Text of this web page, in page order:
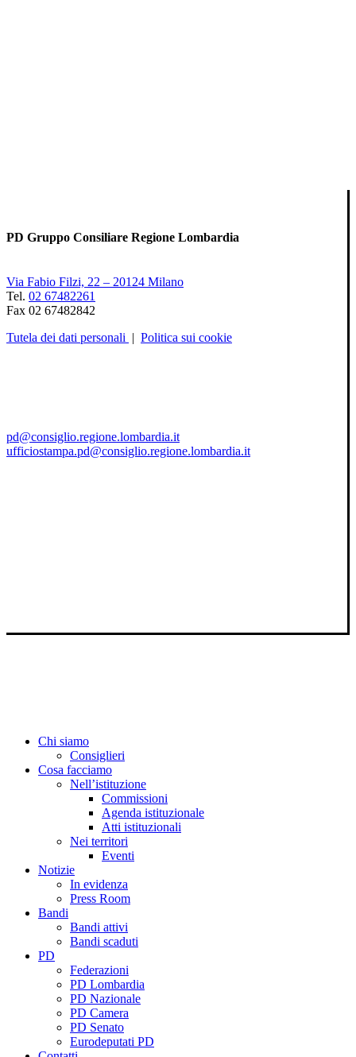
PD Gruppo Consiliare Regione Lombardia
Via Fabio Filzi, 22 – 20124 Milano
Tel. 02 67482261
Fax 02 67482842
Tutela dei dati personali | Politica sui cookie
pd@consiglio.regione.lombardia.it
ufficiostampa.pd@consiglio.regione.lombardia.it
Close
Chi siamo
Consiglieri
Cosa facciamo
Nell’istituzione
Commissioni
Agenda istituzionale
Atti istituzionali
Nei territori
Eventi
Notizie
In evidenza
Press Room
Bandi
Bandi attivi
Bandi scaduti
PD
Federazioni
PD Lombardia
PD Nazionale
PD Camera
PD Senato
Eurodeputati PD